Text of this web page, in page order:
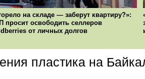
на складе — заберут квартиру?»:
просит освободить селлеров
от личных долгов
пластика на